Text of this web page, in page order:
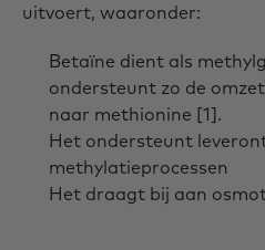
uitvoert, waaronder:
Betaïne dient als
ondersteunt zo de
naar methionine [1].
Het ondersteunt
methylatieprocessen
Het draagt bij aan